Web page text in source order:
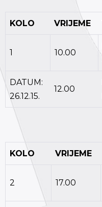
KOLO VRIJEME
1 10.00
DATUM:
26.12.15.
12.00
KOLO VRIJEME
2 17.00